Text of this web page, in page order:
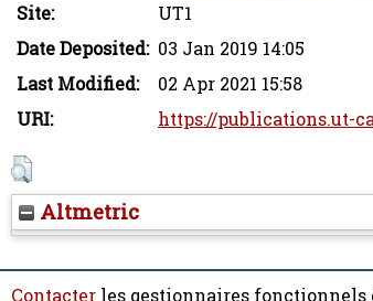
Site:
UT1
Date Deposited: 03 Jan 2019 14:05
Last Modified:
02 Apr 2021 15:58
URI:
https://publications.ut-
Altmetric
Contacter les gestionnaires fonctionnels